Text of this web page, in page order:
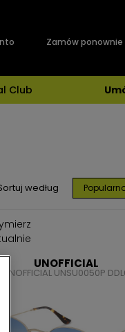
Zamów ponownie
Club
według
UNOFFICIAL
UNOFFICIAL UNSU0050P